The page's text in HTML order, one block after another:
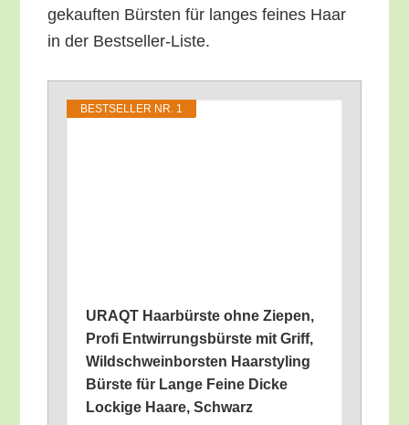
ge­kauf­ten Bürs­ten für lan­ges fei­nes Haar
in der Bestseller-Liste.
BEST­SEL­LER NR. 1
URAQT Haar­bürs­te ohne Zie­pen,
Pro­fi Ent­wir­rungs­bürs­te mit Griff,
Wild­schwein­bors­ten Haar­sty­ling
Bürs­te für Lan­ge Fei­ne Dicke
Locki­ge Haa­re, Schwarz